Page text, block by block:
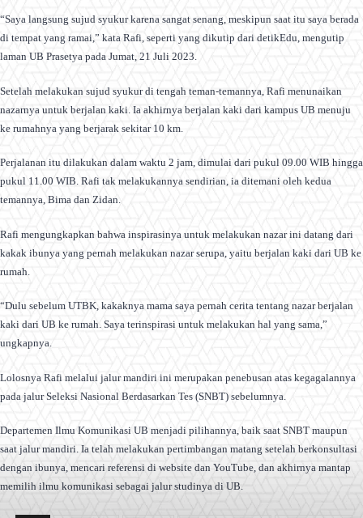
“Saya langsung sujud syukur karena sangat senang, meskipun saat itu saya berada
di tempat yang ramai,” kata Rafi, seperti yang dikutip dari detikEdu, mengutip
laman UB Prasetya pada Jumat, 21 Juli 2023.
Setelah melakukan sujud syukur di tengah teman-temannya, Rafi menunaikan
nazarnya untuk berjalan kaki. Ia akhirnya berjalan kaki dari kampus UB menuju
ke rumahnya yang berjarak sekitar 10 km.
Perjalanan itu dilakukan dalam waktu 2 jam, dimulai dari pukul 09.00 WIB hingga
pukul 11.00 WIB. Rafi tak melakukannya sendirian, ia ditemani oleh kedua
temannya, Bima dan Zidan.
Rafi mengungkapkan bahwa inspirasinya untuk melakukan nazar ini datang dari
kakak ibunya yang pernah melakukan nazar serupa, yaitu berjalan kaki dari UB ke
rumah.
“Dulu sebelum UTBK, kakaknya mama saya pernah cerita tentang nazar berjalan
kaki dari UB ke rumah. Saya terinspirasi untuk melakukan hal yang sama,”
ungkapnya.
Lolosnya Rafi melalui jalur mandiri ini merupakan penebusan atas kegagalannya
pada jalur Seleksi Nasional Berdasarkan Tes (SNBT) sebelumnya.
Departemen Ilmu Komunikasi UB menjadi pilihannya, baik saat SNBT maupun
saat jalur mandiri. Ia telah melakukan pertimbangan matang setelah berkonsultasi
dengan ibunya, mencari referensi di website dan YouTube, dan akhirnya mantap
memilih ilmu komunikasi sebagai jalur studinya di UB.